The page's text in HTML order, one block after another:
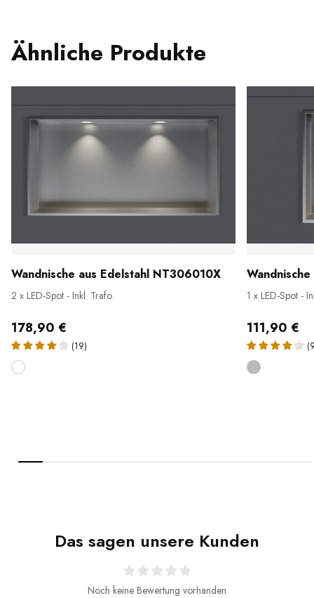
Ähnliche Produkte
Wandnische aus Edelstahl NT306010X
2 x LED-Spot - Inkl. Trafo
178,90 €
(19)
1 x LED-Spot -
111,90 €
Das sagen unsere Kunden
Noch keine Bewertung vorhanden